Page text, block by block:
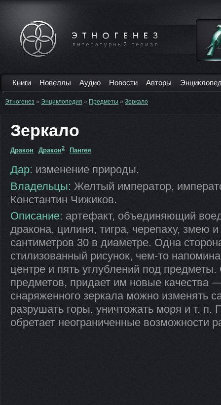
Книги Новеллы Аудио Новости Авторы
Этногенез » Энциклопедия » Предметы » Зеркало
Зеркало
Дракон Дракон2 Пангея
Дар: изменение природы.
Владельцы: Желтый император,
Константин Чижиков.
Описание: артефакт, объединяющий
дракона, цилиня, тигра, черепаху, змею
сантиметров 30 в диаметре. Одна
стилизованный рисунок, чем-то
центре и пять углублений под
предметов, придает им новые качества
снаряженного зеркала можно изменять
разрушать горы, уничтожать моря и т. п.
обретает неограниченные возможности